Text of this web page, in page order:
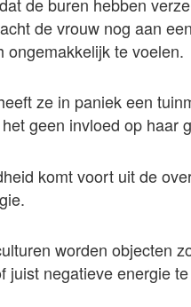
de vrouw nog aan
ongemakkelijk te voelen.
ze in paniek een
geen invloed op haar
komt voort uit de
worden objecten
juist negatieve energie